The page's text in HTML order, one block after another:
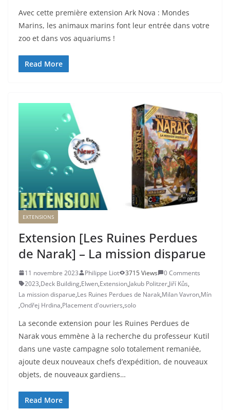
Avec cette première extension Ark Nova : Mondes
Marins, les animaux marins font leur entrée dans votre
zoo et dans vos aquariums !
Read More
EXTENSIONS
Extension [Les Ruines Perdues
de Narak] – La mission disparue
11 novembre 2023 Philippe Liot 3715 Views
0 Comments
2023,Deck Building,Elwen,Extension,Jakub Politzer,Jiří Kůs,
La mission disparue,Les Ruines Perdues de Narak,Milan Vavron,Mín
,Ondřej Hrdina,Placement d'ouvriers,solo
La seconde extension pour les Ruines Perdues de
Narak vous emmène à la recherche du professeur Kutil
dans une vaste campagne solo totalement remaniée,
ajoute deux nouveaux chefs d’expédition, de nouveaux
objets, de nouveaux gardiens…
Read More